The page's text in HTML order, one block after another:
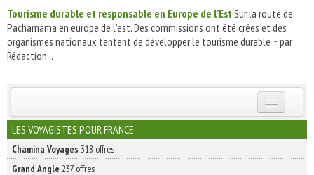
Tourisme durable et responsable en Europe de l'Est Sur la route de
Pachamama en europe de l'est. Des commissions ont été crées et des
organismes nationaux tentent de développer le tourisme durable ~ par
Rédaction...
INSCRIVEZ-VOUS | ABONNEZ-VOUS
LES VOYAGISTES POUR FRANCE
Chamina Voyages 318 offres
Grand Angle 237 offres